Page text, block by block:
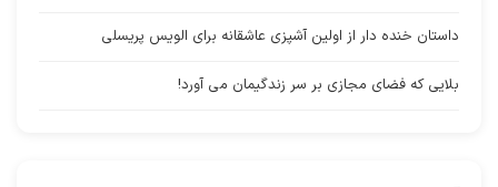
داستان خنده دار از اولین آشپزی عاشقانه برای الویس پریسلی
بلایی که فضای مجازی بر سر زندگیمان می آورد!